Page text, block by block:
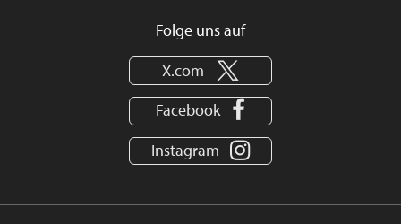
Folge uns auf
X.com
Facebook
Instagram